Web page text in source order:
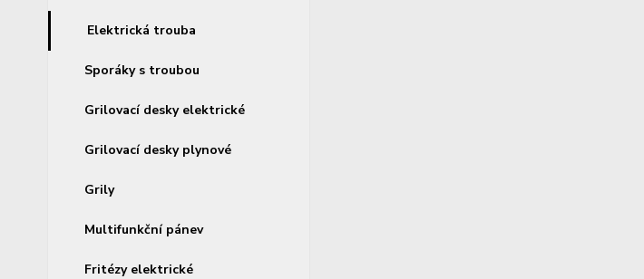
Elektrická trouba
Sporáky s troubou
Grilovací desky elektrické
Grilovací desky plynové
Grily
Multifunkční pánev
Fritézy elektrické